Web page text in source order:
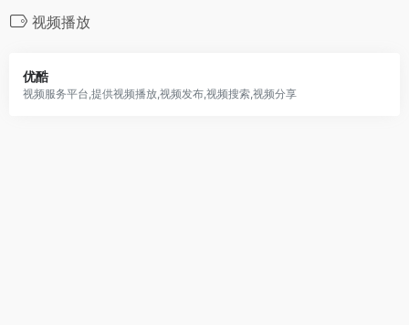
视频播放
优酷
视频服务平台,提供视频播放,视频发布,视频搜索,视频分享